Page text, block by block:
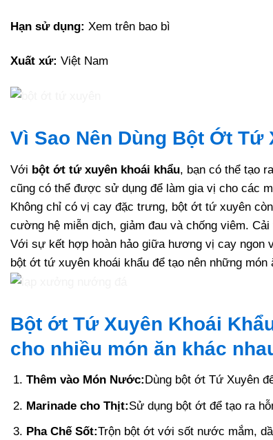
Hạn sử dụng: Xem trên bao bì
Xuất xứ: Việt Nam
Vì Sao Nên Dùng Bột Ớt Tứ
Với bột ớt tứ xuyên khoái khẩu, bạn có thể tạo
cũng có thể được sử dụng để làm gia vị cho các
Không chỉ có vị cay đặc trưng, bột ớt tứ xuyên
cường hệ miễn dịch, giảm đau và chống viêm.
Với sự kết hợp hoàn hảo giữa hương vị cay ngon
bột ớt tứ xuyên khoái khẩu để tạo nên những
Bột ớt Tứ Xuyên Khoái
cho nhiều món ăn khác
Thêm vào Món Nước:Dùng bột ớt Tứ Xuyên
Marinade cho Thịt:Sử dụng bột ớt để tạo ra
Pha Chế Sốt:Trộn bột ớt với sốt nước mắm,